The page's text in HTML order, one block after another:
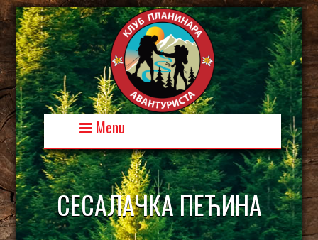
Skip
to
content
Menu
СЕСАЛАЧКА ПЕЋИНА